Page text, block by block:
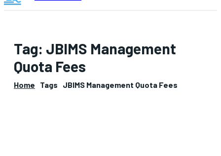
Tag: JBIMS Management
Quota Fees
Home Tags JBIMS Management Quota Fees